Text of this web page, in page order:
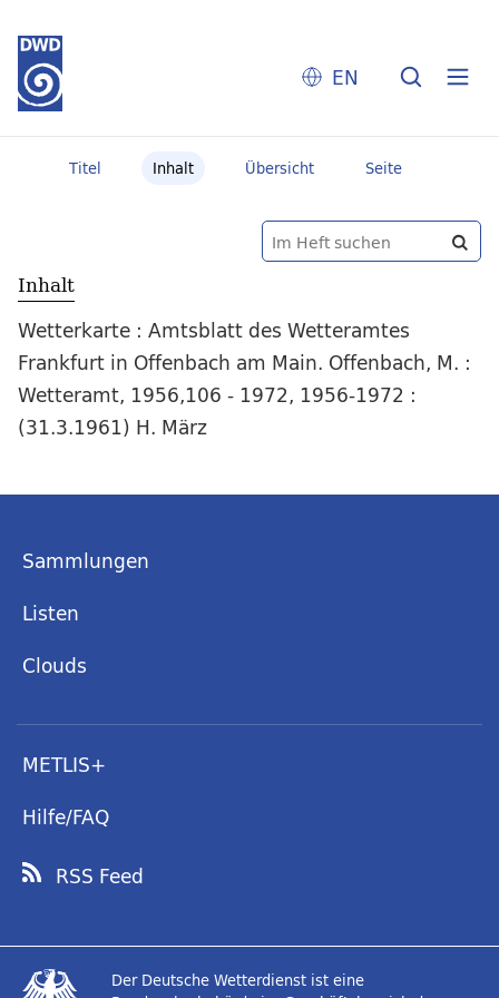
EN
Titel Inhalt Übersicht Seite
Inhalt
Wetterkarte : Amtsblatt des Wetteramtes
Frankfurt in Offenbach am Main. Offenbach, M. :
Wetteramt, 1956,106 - 1972, 1956-1972 :
(31.3.1961) H. März
Sammlungen
Listen
Clouds
METLIS+
Hilfe/FAQ
RSS Feed
Der Deutsche Wetterdienst ist eine